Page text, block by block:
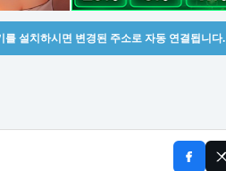
를 설치하시면 변경된 주소로 자동 연결됩니다.